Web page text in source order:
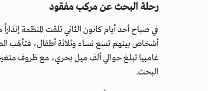
رحلة البحث عن مركب مفقود
أشخاص بينهم تسع نساء وثلاثة أطفال، فتأهّب
غامبيا تبلغ حوالي ألف ميل بحري، مع ظروف
البحث.